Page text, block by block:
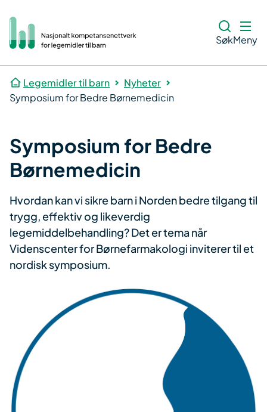
SøkMeny
Legemidler til barn
Nyheter
Symposium for Bedre Børnemedicin
Symposium for Bedre
Børnemedicin
Hvordan kan vi sikre barn i Norden bedre tilgang til
trygg, effektiv og likeverdig
legemiddelbehandling? Det er tema når
Videnscenter for Børnefarmakologi inviterer til et
nordisk symposium.